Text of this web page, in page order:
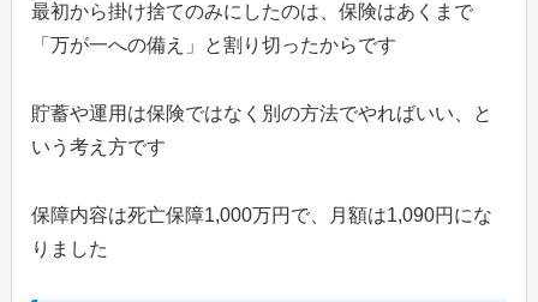
最初から掛け捨てのみにしたのは、保険はあくまで
「万が一への備え」と割り切ったからです
貯蓄や運用は保険ではなく別の方法でやればいい、と
いう考え方です
保障内容は死亡保障1,000万円で、月額は1,090円にな
りました